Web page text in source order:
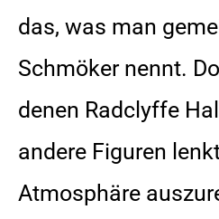
das, was man
Schmöker nennt.
denen Radclyffe
andere Figuren
Atmosphäre